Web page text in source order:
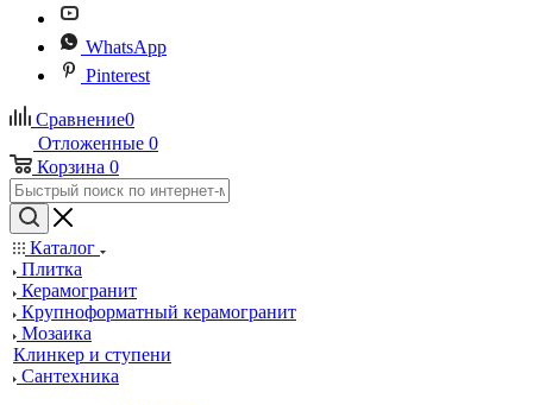
WhatsApp
Pinterest
Сравнение0
Отложенные 0
Корзина 0
Каталог
Плитка
Керамогранит
Крупноформатный керамогранит
Мозаика
Клинкер и ступени
Сантехника